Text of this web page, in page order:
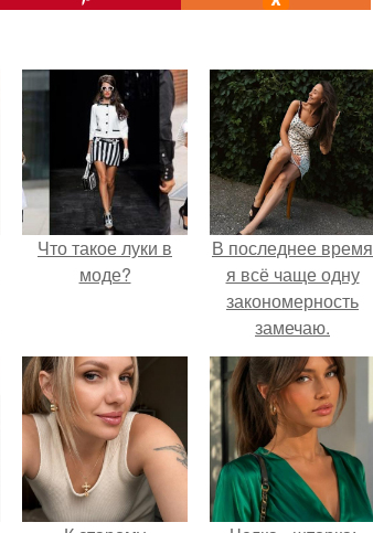
Что такое луки в
моде?
В последнее время
я всё чаще одну
закономерность
замечаю.